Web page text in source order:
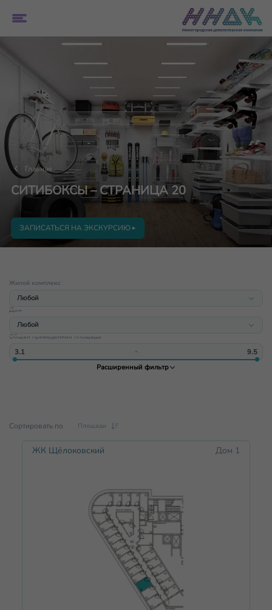
Главная
СИТИБОКСЫ – СТРАНИЦА 20
ЗАПИСАТЬСЯ НА ЭКСКУРСИЮ
Жилой комплекс
Любой
ЖК Щёлоковский
ЖК Гранд-квартал Бетанкур
Дом
Любой
Дом 1
Общая приведенная площадь
‐
Расширенный фильтр
Сортировать по Площади
ЖК Щёлоковский Дом 1